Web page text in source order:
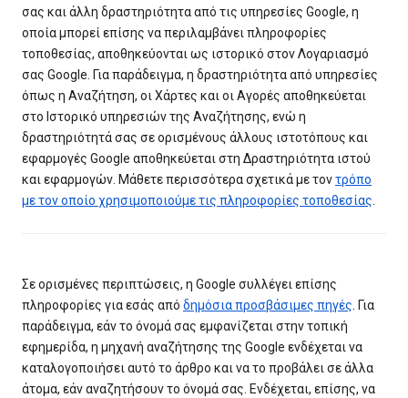
σας και άλλη δραστηριότητα από τις υπηρεσίες Google, η
οποία μπορεί επίσης να περιλαμβάνει πληροφορίες
τοποθεσίας, αποθηκεύονται ως ιστορικό στον Λογαριασμό
σας Google. Για παράδειγμα, η δραστηριότητα από υπηρεσίες
όπως η Αναζήτηση, οι Χάρτες και οι Αγορές αποθηκεύεται
στο Ιστορικό υπηρεσιών της Αναζήτησης, ενώ η
δραστηριότητά σας σε ορισμένους άλλους ιστοτόπους και
εφαρμογές Google αποθηκεύεται στη Δραστηριότητα ιστού
και εφαρμογών. Μάθετε περισσότερα σχετικά με τοντρόπο
με τον οποίο χρησιμοποιούμε τις πληροφορίες τοποθεσίας
Σε ορισμένες περιπτώσεις, η Google συλλέγει επίσης
πληροφορίες για εσάς από δημόσια προσβάσιμες πηγές . Για
παράδειγμα, εάν το όνομά σας εμφανίζεται στην τοπική
εφημερίδα, η μηχανή αναζήτησης της Google ενδέχεται να
καταλογοποιήσει αυτό το άρθρο και να το προβάλει σε άλλα
άτομα, εάν αναζητήσουν το όνομά σας. Ενδέχεται, επίσης, να